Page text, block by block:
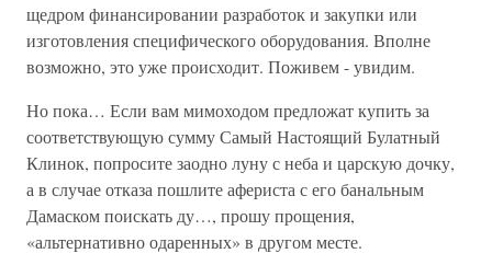
щедром финансировании разработок и закупки или
изготовления специфического оборудования. Вполне
возможно, это уже происходит. Поживем - увидим.
Но пока… Если вам мимоходом предложат купить за
соответствующую сумму Самый Настоящий Булатный
Клинок, попросите заодно луну с неба и царскую дочку,
а в случае отказа пошлите афериста с его банальным
Дамаском поискать ду…, прошу прощения,
«альтернативно одаренных» в другом месте.